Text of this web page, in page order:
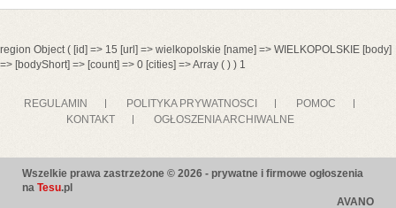
region Object ( [id] => 15 [url] => wielkopolskie [name] => WIELKOPOLSKIE [body]
=> [bodyShort] => [count] => 0 [cities] => Array ( ) ) 1
REGULAMIN POLITYKA PRYWATNOSCI
POMOC
KONTAKT
OGŁOSZENIA ARCHIWALNE
Wszelkie prawa zastrzeżone © 2026 - prywatne i firmowe ogłoszenia
na Tesu.pl
AVANO